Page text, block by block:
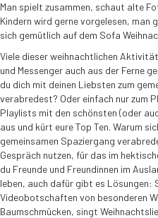
Man spielt zusammen, schaut alte
Kindern wird gerne vorgelesen, man
sich gemütlich auf dem Sofa
Viele dieser weihnachtlichen
und Messenger auch aus der Ferne
du dich mit deinen Liebsten zum
verabredest? Oder einfach nur zum
Playlists mit den schönsten (oder
aus und kürt eure Top Ten. Warum
gemeinsamen Spaziergang
Gespräch nutzen, für das im
du Freunde und Freundinnen im
leben, auch dafür gibt es Lösungen:
Videobotschaften von besonderen
Baumschmücken, singt